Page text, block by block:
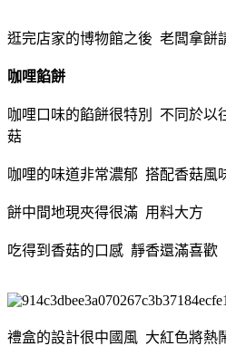
逛完店家的博物館之後 老闆拿餅
咖哩餡餅
咖哩口味的餡餅很特別 不同於以
菇
咖哩的味道非常濃郁 搭配香菇風
餅中間地現夾得很滿 用料大方
吃得到香菇的口感 靜香還滿喜歡
禮盒的設計很中國風 大紅色將熱